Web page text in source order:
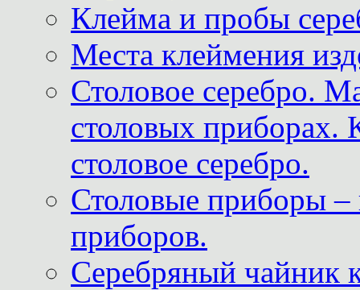
Клейма и пробы
Места клеймения
Столовое серебро.
столовых приборах.
столовое серебро.
Столовые приборы –
приборов.
Серебряный чайник